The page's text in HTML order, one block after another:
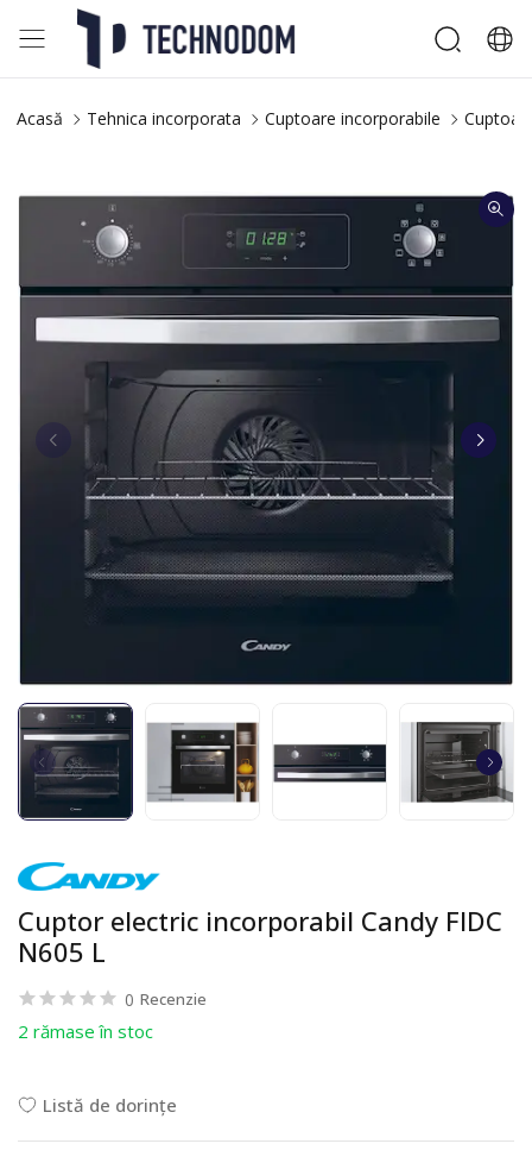
Acasă Tehnica incorporata Cuptoare incorporabile
Cuptor electric incorporabil Candy FIDC
N605 L
0 Recenzie
2 rămase în stoc
Listă de dorințe